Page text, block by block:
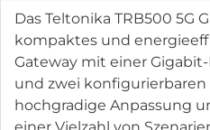
Das Teltonika TRB500 5G
kompaktes und
Gateway mit einer
und zwei konfigurierbaren
hochgradige Anpassung